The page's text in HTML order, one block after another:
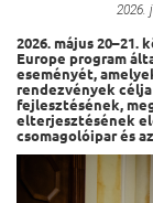
2026.
2026. május
Europe program
eseményét,
rendezvények
fejlesztésének,
elterjesztésének
csomagolóipar és